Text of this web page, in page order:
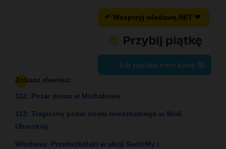
↶ Wesprzyj wlodawę.NET ❤
lub postaw nam kawę 😍
Zobacz również:
112: Pożar domu w Michałowie
112: Tragiczny pożar domu mieszkalnego w Woli
Uhruskiej
Włodawa: Przedszkolaki w akcji SadziMy i